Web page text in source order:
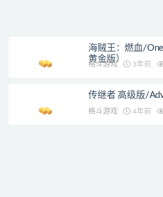
海贼王：燃血/
黄金版）
格斗游戏 3年前
传继者 高级版/
格斗游戏 4年前